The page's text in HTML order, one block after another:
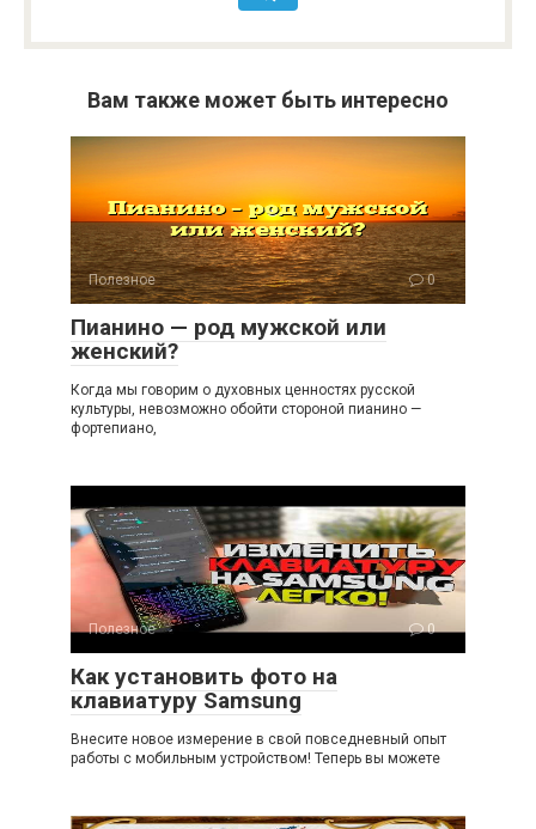
Вам также может быть интересно
Полезное 0
Пианино — род мужской или
женский?
Когда мы говорим о духовных ценностях русской
культуры, невозможно обойти стороной пианино —
фортепиано,
Полезное 0
Как установить фото на
клавиатуру Samsung
Внесите новое измерение в свой повседневный опыт
работы с мобильным устройством! Теперь вы можете